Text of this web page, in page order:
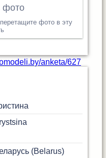
фото
фото в эту
anketa/627
(Belarus)